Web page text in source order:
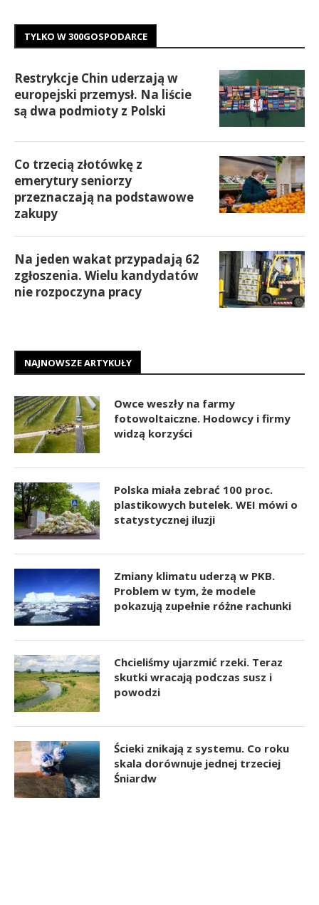
TYLKO W 300GOSPODARCE
Restrykcje Chin uderzają w
europejski przemysł. Na liście
są dwa podmioty z Polski
Co trzecią złotówkę z
emerytury seniorzy
przeznaczają na podstawowe
zakupy
Na jeden wakat przypadają 62
zgłoszenia. Wielu kandydatów
nie rozpoczyna pracy
NAJNOWSZE ARTYKUŁY
Owce weszły na farmy
fotowoltaiczne. Hodowcy i firmy
widzą korzyści
Polska miała zebrać 100 proc.
plastikowych butelek. WEI mówi o
statystycznej iluzji
Zmiany klimatu uderzą w PKB.
Problem w tym, że modele
pokazują zupełnie różne rachunki
Chcieliśmy ujarzmić rzeki. Teraz
skutki wracają podczas susz i
powodzi
Ścieki znikają z systemu. Co roku
skala dorównuje jednej trzeciej
Śniardw